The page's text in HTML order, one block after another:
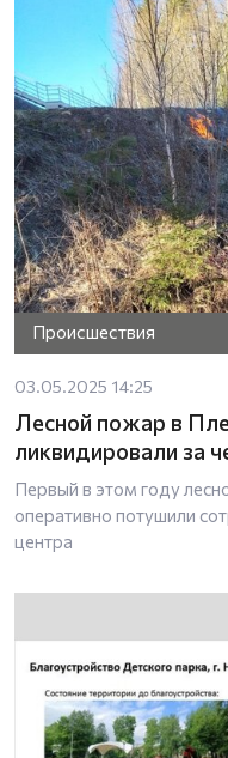
Происшествия
03.05.2025 14:25
Лесной пожар в
ликвидировали за
Первый в этом году
оперативно потушили
центра